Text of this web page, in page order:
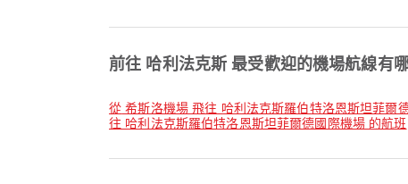
前往 哈利法克斯 最受歡迎的機場航線有
從 希斯洛機場 飛往 哈利法克斯羅伯特洛恩斯坦菲爾
往 哈利法克斯羅伯特洛恩斯坦菲爾德國際機場 的航班